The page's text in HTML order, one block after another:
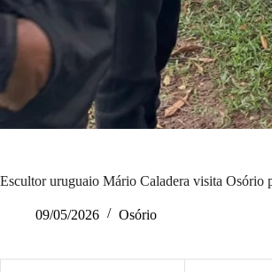
Escultor uruguaio Mário Caladera visita Osório
09/05/2026 Osório